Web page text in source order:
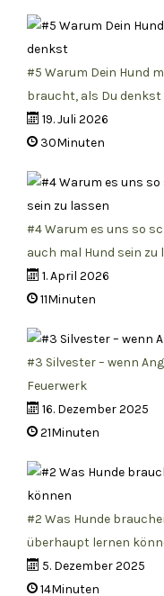
#5 Warum Dein Hund
braucht, als Du denkst
19. Juli 2026
30Minuten
#4 Warum es uns so
auch mal Hund sein zu
1. April 2026
11Minuten
#3 Silvester – wenn
Feuerwerk
16. Dezember 2025
21Minuten
#2 Was Hunde
überhaupt lernen
5. Dezember 2025
14Minuten